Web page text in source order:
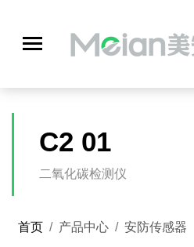
C2 01
二氧化碳检测仪
首页 产品中心 安防传感器